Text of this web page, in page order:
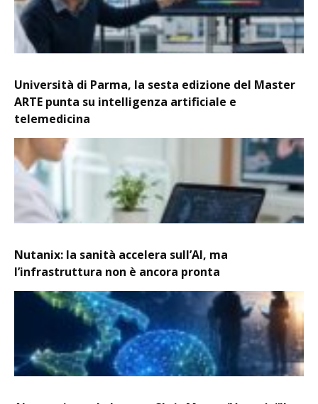
Università di Parma, la sesta edizione del Master
ARTE punta su intelligenza artificiale e
telemedicina
Nutanix: la sanità accelera sull’AI, ma
l’infrastruttura non è ancora pronta